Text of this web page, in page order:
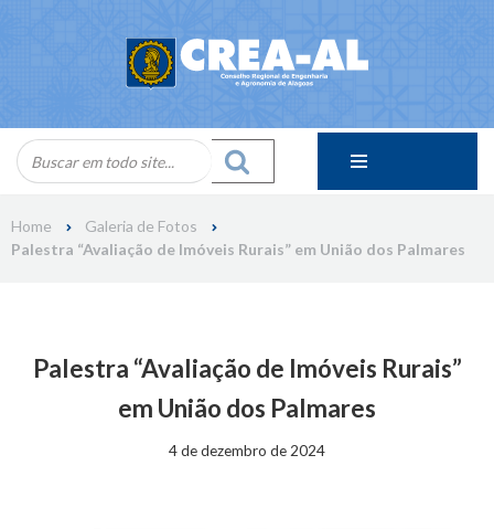
Home
Galeria de Fotos
Palestra “Avaliação de Imóveis Rurais” em União dos Palmares
Palestra “Avaliação de Imóveis Rurais”
em União dos Palmares
4 de dezembro de 2024